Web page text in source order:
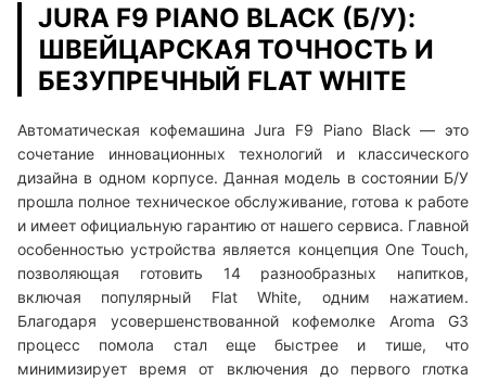
JURA F9 PIANO BLACK (Б/У):
ШВЕЙЦАРСКАЯ ТОЧНОСТЬ И
БЕЗУПРЕЧНЫЙ FLAT WHITE
Автоматическая кофемашина Jura F9 Piano Black — это
сочетание инновационных технологий и классического
дизайна в одном корпусе. Данная модель в состоянии Б/У
прошла полное техническое обслуживание, готова к работе
и имеет официальную гарантию от нашего сервиса. Главной
особенностью устройства является концепция One Touch,
позволяющая готовить 14 разнообразных напитков,
включая популярный Flat White, одним нажатием.
Благодаря усовершенствованной кофемолке Aroma G3
процесс помола стал еще быстрее и тише, что
минимизирует время от включения до первого глотка